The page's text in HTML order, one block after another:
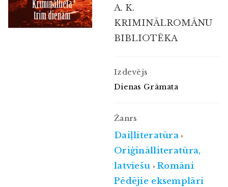
A. K.
KRIMINĀLROMĀNU
BIBLIOTĒKA
Izdevējs
Dienas Grāmata
Žanrs
Daiļliteratūra ›
Oriģinālliteratūra,
latviešu ›Romāni
Pēdējie eksemplāri